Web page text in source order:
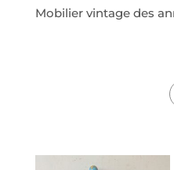
Mobilier vintage des